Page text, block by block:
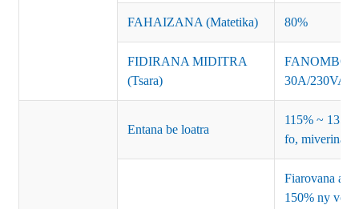
FAHAIZANA (Matetika) 80%
FIDIRANA MIDITRA
(Tsara)
30A/230VAC
Entana be loatra
115% ~
fo, miverina
Fiarovana
150% ny